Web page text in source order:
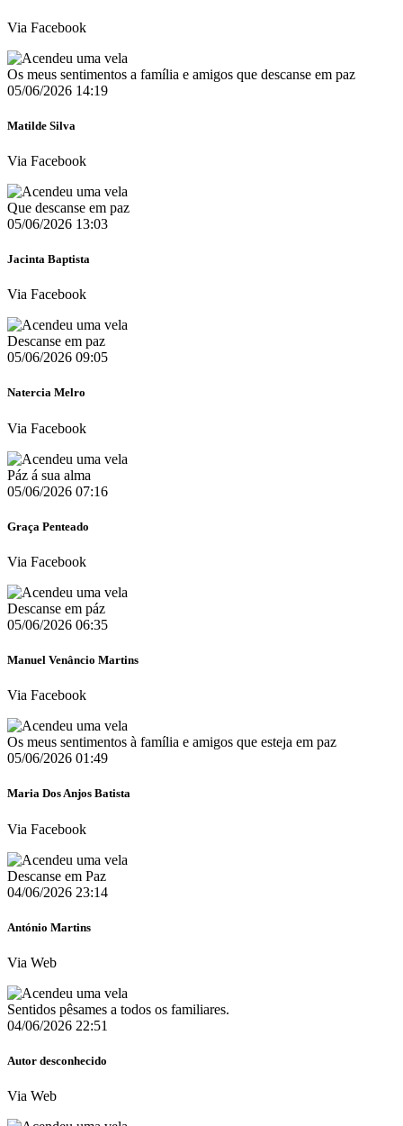
Via Facebook
Os meus sentimentos a família e amigos que descanse em paz
05/06/2026 14:19
Matilde Silva
Via Facebook
Que descanse em paz
05/06/2026 13:03
Jacinta Baptista
Via Facebook
Descanse em paz
05/06/2026 09:05
Natercia Melro
Via Facebook
Páz á sua alma
05/06/2026 07:16
Graça Penteado
Via Facebook
Descanse em páz
05/06/2026 06:35
Manuel Venâncio Martins
Via Facebook
Os meus sentimentos à família e amigos que esteja em paz
05/06/2026 01:49
Maria Dos Anjos Batista
Via Facebook
Descanse em Paz ️
04/06/2026 23:14
António Martins
Via Web
Sentidos pêsames a todos os familiares.
04/06/2026 22:51
Autor desconhecido
Via Web